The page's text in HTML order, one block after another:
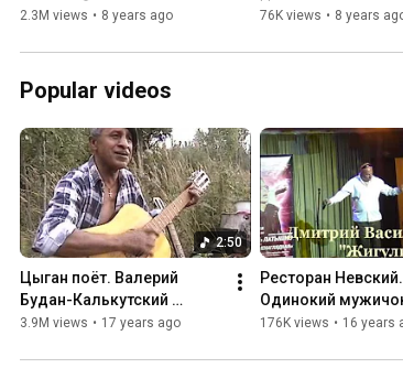
2.3M views • 8 years ago
Завершение
76K views • 8 years
Popular videos
2:50
Цыган поёт. Валерий
Будан-Калькутский
Ведьма-Шалунья
3.9M views • 17 years ago
Ресторан Невский.
Одинокий
176K views • 16 years